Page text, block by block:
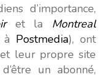
d’importance,
et la Montreal
à Postmedia), ont
leur propre site
un abonné,